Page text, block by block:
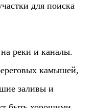
для поиска
реки и каналы.
камышей,
заливы и